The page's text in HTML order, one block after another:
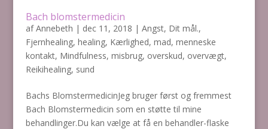
Bach blomstermedicin
afAnnebeth | dec 11, 2018 | Angst, Dit mål.,
Fjernhealing, healing, Kærlighed, mad, menneske
kontakt, Mindfulness, misbrug, overskud, overvægt,
Reikihealing, sund
Bachs BlomstermedicinJeg bruger først og fremmest
Bach Blomstermedicin som en støtte til mine
behandlinger.Du kan vælge at få en behandler-flaske